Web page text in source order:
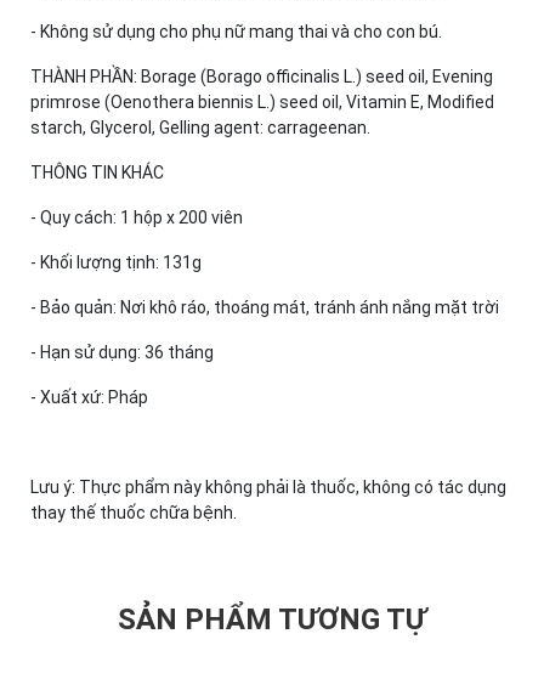
- Không sử dụng cho phụ nữ mang thai và cho con bú.
THÀNH PHẦN: Borage (Borago officinalis L.) seed oil, Evening
primrose (Oenothera biennis L.) seed oil, Vitamin E, Modified
starch, Glycerol, Gelling agent: carrageenan.
THÔNG TIN KHÁC
- Quy cách: 1 hộp x 200 viên
- Khối lượng tịnh: 131g
- Bảo quản: Nơi khô ráo, thoáng mát, tránh ánh nắng mặt trời
- Hạn sử dụng: 36 tháng
- Xuất xứ: Pháp
Lưu ý: Thực phẩm này không phải là thuốc, không có tác dụng
thay thế thuốc chữa bệnh.
SẢN PHẨM TƯƠNG TỰ